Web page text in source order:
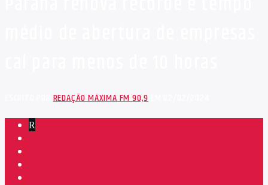
ESCRITO PORREDAÇÃO MÁXIMA FM 90,9EM 02/02/2024